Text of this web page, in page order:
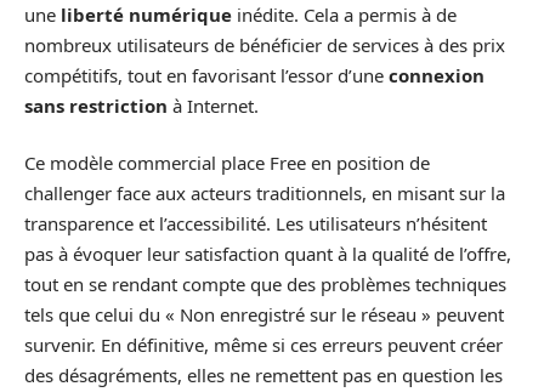
une liberté numérique inédite. Cela a permis à de
nombreux utilisateurs de bénéficier de services à des prix
compétitifs, tout en favorisant l’essor d’une connexion
sans restriction à Internet.
Ce modèle commercial place Free en position de
challenger face aux acteurs traditionnels, en misant sur la
transparence et l’accessibilité. Les utilisateurs n’hésitent
pas à évoquer leur satisfaction quant à la qualité de l’offre,
tout en se rendant compte que des problèmes techniques
tels que celui du « Non enregistré sur le réseau » peuvent
survenir. En définitive, même si ces erreurs peuvent créer
des désagréments, elles ne remettent pas en question les